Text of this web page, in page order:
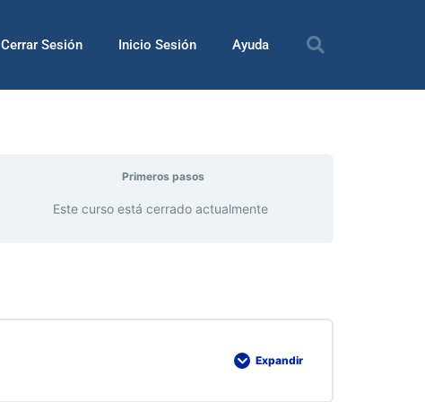
Cerrar Sesión Inicio Sesión Ayuda
Primeros pasos
Este curso está cerrado actualmente
Expandir